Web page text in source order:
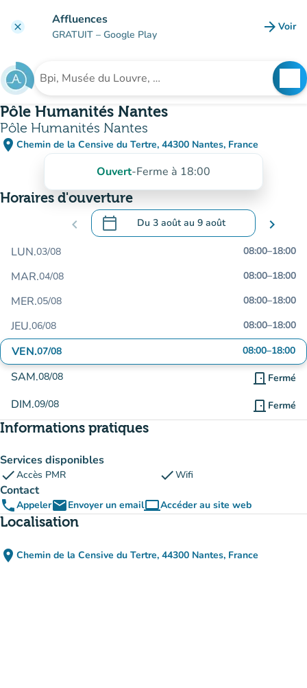
clear Affluences
GRATUIT – Google Play arrow_forward Voir
Rechercher un établissement
Pôle Humanités Nantes
Pôle Humanités Nantes
place Chemin de la Censive du Tertre, 44300 Nantes, France
(ouvrir dans Google Maps)
(nouvel onglet)
Ouvert-Ferme à 18:00
Horaires d'ouverture
chevron_left calendar_today Du 3 aoûtau 9 août
.Ouvrir le calendrier pour changer de
chevron_right
LUN.03/08 08:00–18:00
MAR.04/08 08:00–18:00
MER.05/08 08:00–18:00
JEU.06/08 08:00–18:00
VEN.07/08 08:00–18:00
SAM.08/08 door_front Fermé
DIM.09/08 door_front Fermé
Informations pratiques
Services disponibles
checkAccès PMR checkWifi
Contact
phoneAppeleremailEnvoyer un emailcomputerAccéder au site web
(nouvel onglet)
Localisation
place Chemin de la Censive du Tertre, 44300 Nantes, France
(ouvrir dans Google Maps)
(nouvel onglet)